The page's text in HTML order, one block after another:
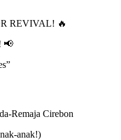
REVIVAL! 🔥
📢
Remaja Cirebon
anak!)